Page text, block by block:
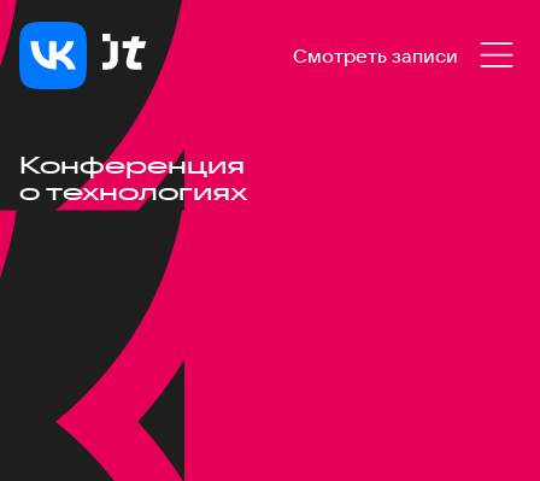
Смотреть записи
Конференция
о технологиях